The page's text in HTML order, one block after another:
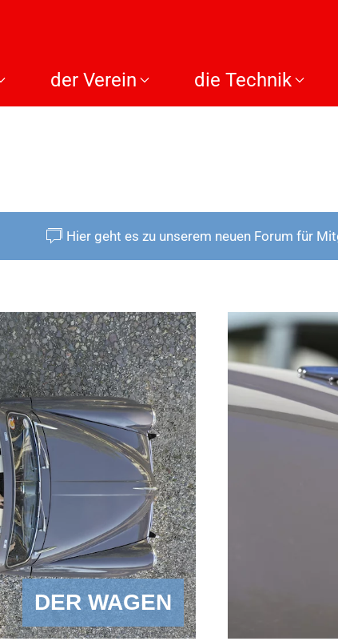
der Verein die Technik
Hier geht es zu unserem neuen Forum für
DER WAGEN